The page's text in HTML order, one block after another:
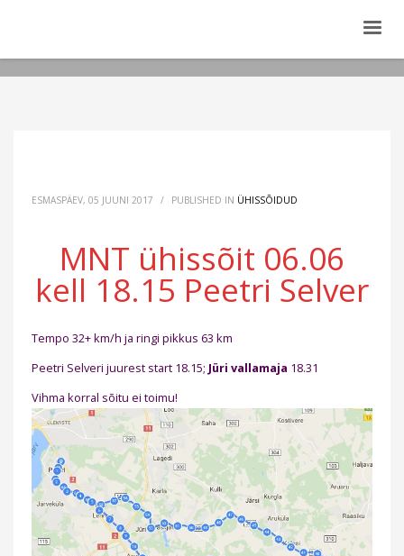
ESMASPÄEV, 05 JUUNI 2017 / PUBLISHED IN ÜHISSÕIDUD
MNT ühissõit 06.06
kell 18.15 Peetri Selver
Tempo 32+ km/h ja ringi pikkus 63 km
Peetri Selveri juurest start 18.15; Jüri vallamaja 18.31
Vihma korral sõitu ei toimu!